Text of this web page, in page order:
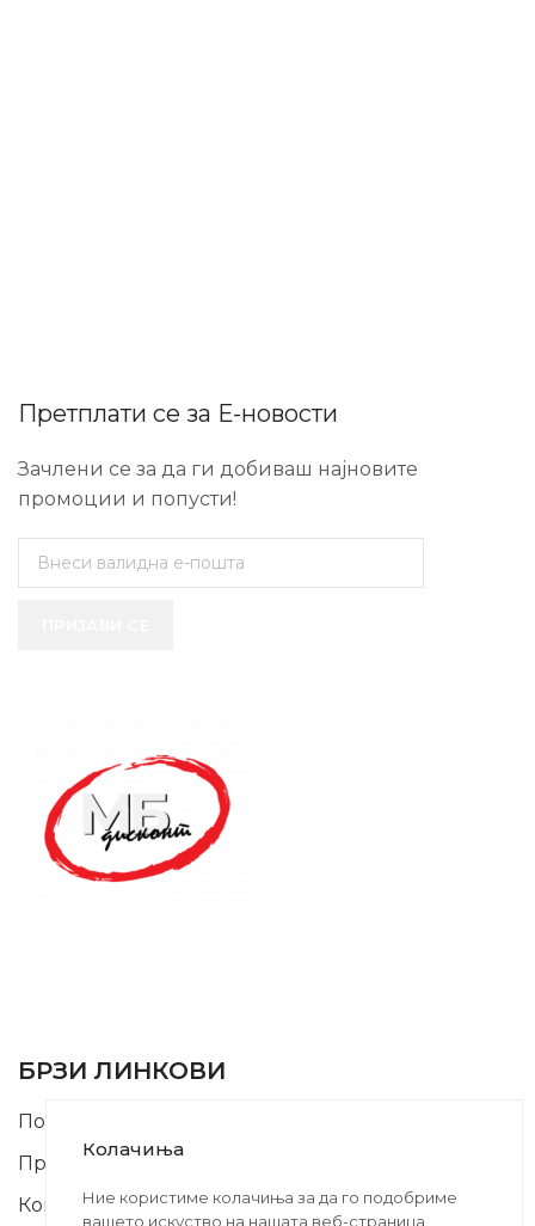
Претплати се за Е-новости
Зачлени се за да ги добиваш најновите
промоции и попусти!
БРЗИ ЛИНКОВИ
Почетна
Производи
Контакт
Колачиња
Ние користиме колачиња за да го подобриме
вашето искуство на нашата веб-страница.